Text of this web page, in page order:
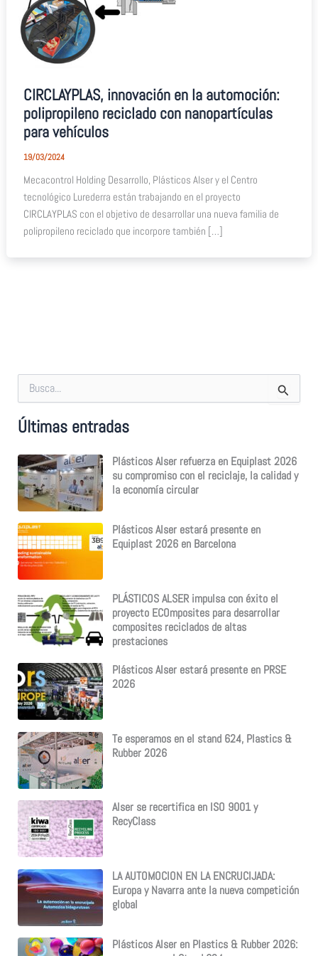
CIRCLAYPLAS, innovación en la automoción:
polipropileno reciclado con nanopartículas
para vehículos
19/03/2024
Mecacontrol Holding Desarrollo, Plásticos Alser y el Centro
tecnológico Lurederra están trabajando en el proyecto
CIRCLAYPLAS con el objetivo de desarrollar una nueva familia de
polipropileno reciclado que incorpore también […]
c
a
r
p
o
r
:
Últimas entradas
Plásticos Alser refuerza en Equiplast 2026
su compromiso con el reciclaje, la calidad y
la economía circular
Plásticos Alser estará presente en
Equiplast 2026 en Barcelona
PLÁSTICOS ALSER impulsa con éxito el
proyecto ECOmposites para desarrollar
composites reciclados de altas
prestaciones
Plásticos Alser estará presente en PRSE
2026
Te esperamos en el stand 624, Plastics &
Rubber 2026
Alser se recertifica en ISO 9001 y
RecyClass
LA AUTOMOCION EN LA ENCRUCIJADA:
Europa y Navarra ante la nueva competición
global
Plásticos Alser en Plastics & Rubber 2026: